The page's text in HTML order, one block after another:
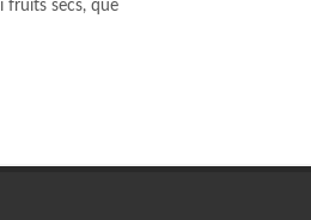
fruits secs, que